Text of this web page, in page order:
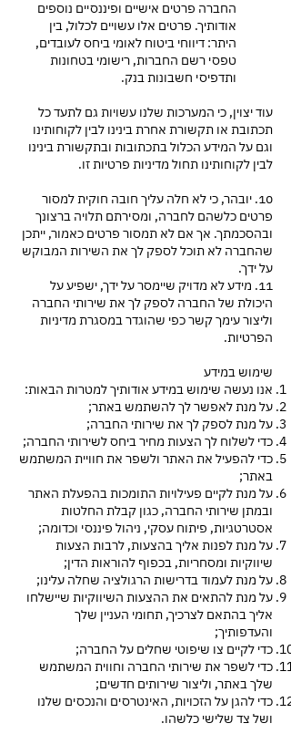
החברה פרטים אישיים ופיננסיים נוספים
אודותיך. פרטים אלו עשויים לכלול, בין
היתר: דיווחי ביטוח לאומי ביחס לעובדים,
טפסי רשם החברות, רישומי בטחונות
ותדפיסי חשבונות בנק.
עוד יצוין, כי המערכות שלנו עשויות גם לתעד כל
תכתובת או תקשורת אחרת בינינו לבין לקוחותינו
וגם על המידע הכלול בתכתובות ובתקשורת בינינו
לבין לקוחותינו תחול מדיניות פרטיות זו.
10. יובהר, כי לא חלה עליך חובה חוקית למסור
פרטים כלשהם לחברה, ומסירתם תלויה ברצונך
ובהסכמתך. אך אם לא תמסור פרטים כאמור, ייתכן
שהחברה לא תוכל לספק לך את השירות המבוקש
על ידך.
11. מידע לא מדויק שיימסר על ידך, ישפיע על
היכולת של החברה לספק לך את שירותי החברה
וליצור עימך קשר כפי שהוגדר במסגרת מדיניות
הפרטיות.
שימוש במידע
אנו נעשה שימוש במידע אודותיך למטרות הבאות:
על מנת לאפשר לך להשתמש באתר;
על מנת לספק לך את שירותי החברה;
כדי לשלוח לך הצעות מחיר ביחס לשירותי החברה;
כדי להפעיל את האתר ולשפר את חוויית המשתמש
באתר;
על מנת לקיים פעילויות התומכות בהפעלת האתר
ובמתן שירותי החברה, כגון קבלת החלטות
אסטרטגיות, פיתוח עסקי, ניהול פיננסי וכדומה;
על מנת לפנות אליך בהצעות, לרבות הצעות
שיווקיות ומסחריות, בכפוף להוראות הדין;
על מנת לעמוד בדרישות הרגולציה שחלה עלינו;
על מנת להתאים את ההצעות השיווקיות שיישלחו
אליך בהתאם לצרכיך, תחומי העניין שלך
והעדפותיך;
כדי לקיים צו שיפוטי שחלים על החברה;
כדי לשפר את שירותי החברה וחווית המשתמש
שלך באתר, וליצור שירותים חדשים;
כדי להגן על הזכויות, האינטרסים והנכסים שלנו
ושל צד שלישי כלשהו.